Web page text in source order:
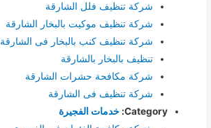
شركة تنظيف فلل الشارقة
شركة تنظيف موكيت بالبخار الشارقة
شركة تنظيف كنب بالبخار فى الشارقة
تنظيف بالبخار بالشارقة
شركة مكافحة حشرات الشارقة
شركة تنظيف فى الشارقة
Category: خدمات الفجيرة